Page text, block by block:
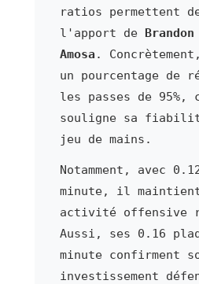
ratios permettent
l'apport de Brandon
Amosa .
un pourcentage de
les passes de 95%,
souligne sa
jeu de mains.
Notamment, avec
minute, il
activité offensive
Aussi, ses 0.16
minute confirment
investissement